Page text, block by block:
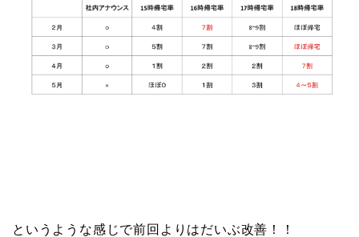
というような感じで前回よりはだいぶ改善！！